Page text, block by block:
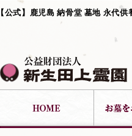
【公式】鹿児島 納骨堂 墓地 永代